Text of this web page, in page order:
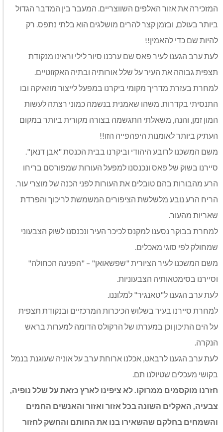
המזכירה את אזור האלפים השווצריים. המעבר בין המדבר הגדול
ביותר בעולם, ובזמן קצר להרים מושלגים הוא בלתי נתפס. רק
להיות שם כדי להאמין!!
לעת ערב הגענו לעיר פאס שם ערכנו סיור לילי וראינו מנקודת
תצפית גבוהה את העיר על שלל אורותיה ובתיה האקזוטיים.
למחרת בעזרת מדריך מקומי ביקרנו במפעל לייצור מוזאיקה ובו
התנסיתי בקדרות. משהו שאמנית בנשמה כמוני רצתה לעשות
המון זמן, והנה, משאלתי התגשמה בצורה מקורית ביותר במקום
העתיק ביותר לאומנות היפהפייה הזו!!
משם המשכנו לרובע היהודי וביקרנו בבית הכנסת "אבן דנאן".
סיירנו בשוק של פאס ונכנסנו למפעל העורות שמפורסם בריחו
הרע מהבורות בהם טובלים את העורות לפני הכנה של מוצרי עור.
הריח הרע נובע מלשלשת הציפורים המשמשת לריכוך והפרדת
שאריות מהעור.
למחרת בבוקר נסענו למקנס לכיכר העיר ונכנסנו לשוק הצבעוני
שמחולק לפי סוגי מאכלים.
משם המשכנו לעיר הציורית "שפשאואן" – "הפנינה הכחולה"
וסיירנו בסימטאותיה הצבעוניות.
לעת ערב הגענו ל"טאנגיר" למלוננו.
למחרת סיירנו בעיר בשלוש הכיכרות המרכזיים ובנקודת תצפית
על הים התיכון וכן במערתו של הרקולס הדומה למערות בראש
הנקרה.
לעת ערב הגענו לרבאט, אכלנו ארוחת ערב על אוניה שעוגנת בנמל
בקושי מעכלים שטיולנו תם.
חזרנו מוקסמים ממרוקו. לא ציפינו לארץ כזאת על שלל נופיה,
צבעיה, האקלים השונה בכל אזור ואזור והאנשים החמים
והשמחים בחלקם שהשאירו בנו את החותם והחשק לחזור